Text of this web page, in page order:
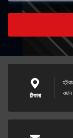
ঠিকানা